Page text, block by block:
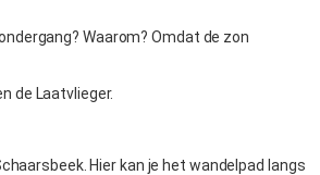
Waarom? Omdat de zon
de Laatvlieger.
Hier kan je het wandelpad langs